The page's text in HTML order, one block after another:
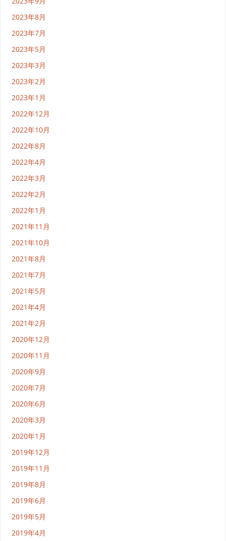
2023年8月
2023年7月
2023年5月
2023年3月
2023年2月
2023年1月
2022年12月
2022年10月
2022年8月
2022年4月
2022年3月
2022年2月
2022年1月
2021年11月
2021年10月
2021年8月
2021年7月
2021年5月
2021年4月
2021年2月
2020年12月
2020年11月
2020年9月
2020年7月
2020年6月
2020年3月
2020年1月
2019年12月
2019年11月
2019年8月
2019年6月
2019年5月
2019年4月